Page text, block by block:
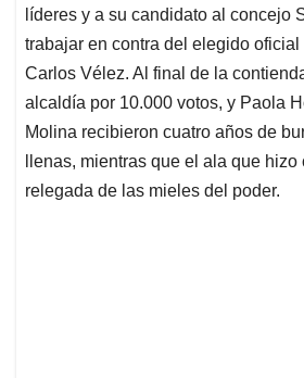
líderes y a su candidato al concejo
trabajar en contra del elegido
Carlos Vélez. Al final de la
alcaldía por 10.000 votos, y Paola
Molina recibieron cuatro años de
llenas, mientras que el ala que
relegada de las mieles del poder.